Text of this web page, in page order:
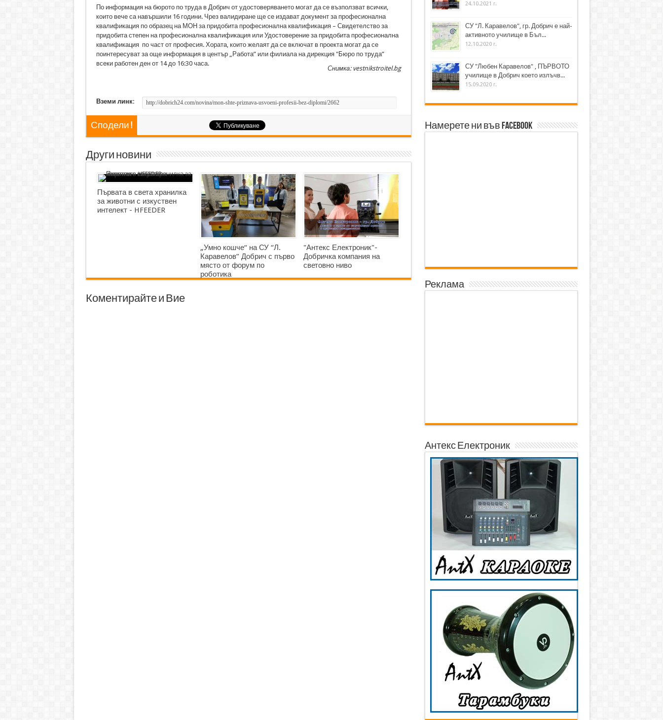
По информация на бюрото по труда в Добрич от удостоверяването могат да се възползват всички,
които вече са навършили 16 години. Чрез валидиране ще се издават документ за професионална
квалификация по образец на МОН за придобита професионална квалификация – Свидетелство за
придобита степен на професионална квалификация или Удостоверение за придобита професионална
квалификация по част от професия. Хората, които желаят да се включат в проекта могат да се
поинтересуват за още информация в център „Работа” или филиала на дирекция "Бюро по труда”
всеки работен ден от 14 до 16:30 часа.
Снимка: vestnikstroitel.bg
Вземи линк:
Сподели !
Други новини
Първата в света хранилка
за животни с изкуствен
интелект - HFEEDER
„Умно кошче“ на СУ “Л.
Каравелов” Добрич с първо
място от форум по
роботика
"Антекс Електроник"-
Добричка компания на
световно ниво
Коментирайте и Вие
24.10.2021 г.
СУ "Л. Каравелов", гр. Добрич е най-
активното училище в Бъл...
12.10.2020 г.
СУ "Любен Каравелов" , ПЪРВОТО
училище в Добрич което излъчв...
15.09.2020 г.
Намерете ни във Facebook
Реклама
Антекс Електроник